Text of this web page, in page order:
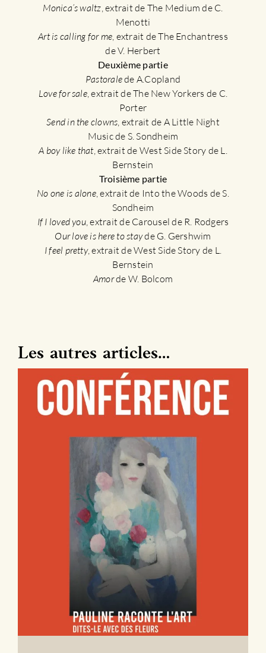
Monica’s waltz , extrait de The Medium de C.
Menotti
Art is calling for me , extrait de The Enchantress
de V. Herbert
Deuxième partie
Pastoralede A.Copland
Love for sale, extrait de The New Yorkers de C.
Porter
Send in the clowns , extrait de A Little Night
Music de S. Sondheim
A boy like that, extrait de West Side Story de L.
Bernstein
Troisième partie
No one is alone, extrait de Into the Woods de S.
Sondheim
If I loved you, extrait de Carousel de R. Rodgers
Our love is here to stayde G. Gershwim
I feel pretty, extrait de West Side Story de L.
Bernstein
Amorde W. Bolcom
Les autres articles…